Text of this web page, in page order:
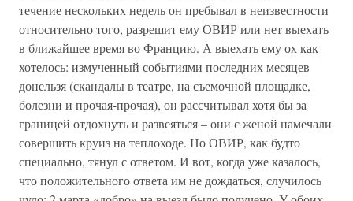
течение нескольких недель он пребывал в неизвестности
относительно того, разрешит ему ОВИР или нет выехать
в ближайшее время во Францию. А выехать ему ох как
хотелось: измученный событиями последних месяцев
донельзя (скандалы в театре, на съемочной площадке,
болезни и прочая-прочая), он рассчитывал хотя бы за
границей отдохнуть и развеяться – они с женой намечали
совершить круиз на теплоходе. Но ОВИР, как будто
специально, тянул с ответом. И вот, когда уже казалось,
что положительного ответа им не дождаться, случилось